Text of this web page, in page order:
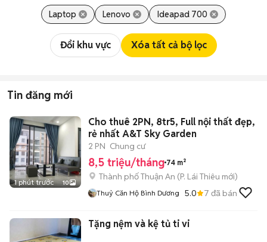
Laptop Lenovo Ideapad 700
Đổi khu vực Xóa tất cả bộ lọc
Tin đăng mới
1 phút trước 10
Cho thuê 2PN, 8tr5, Full nội thất đẹp,
rẻ nhất A&T Sky Garden
2 PN Chung cư
8,5 triệu/tháng 74 m²
Thành phố Thuận An (P. Lái Thiêu mới)
Thuỷ Căn Hộ Bình Dương 5.0 7 đã bán
Tặng nệm và kệ tủ ti vi